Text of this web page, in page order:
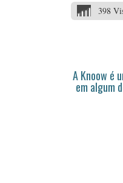
398
A Knoow é
em algum